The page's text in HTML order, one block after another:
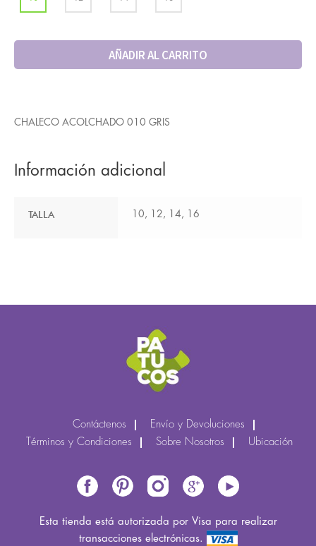
AÑADIR AL CARRITO
CHALECO ACOLCHADO 010 GRIS
Información adicional
TALLA 10, 12, 14, 16
Contáctenos
Envío y Devoluciones
Términos y Condiciones
Sobre Nosotros Ubicación
Esta tienda está autorizada por Visa para realizar
transacciones electrónicas.